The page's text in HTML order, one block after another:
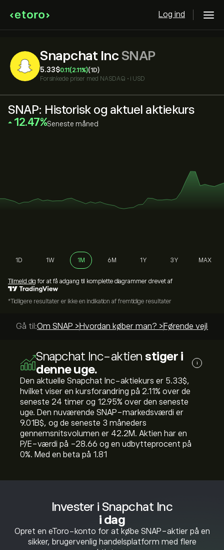
Log ind
Snapchat Inc SNAP
5.33‎$‎0.11 (2.11%)(1D)
Forsinkede priser med NASDAQ • i USD
Invester i Snapchat Inc
i dag
Opret en eToro-konto for at købe SNAP-aktier på en
sikker, brugervenlig handelsplatform med flere
SNAP: Historisk og aktuel aktiekurs
‎12.47‎ Seneste måned
1D 1W 1M 6M 1Y 3Y MAX
Tilmeld dig for at få adgang til komplette diagrammer drevet af
*Tidligere resultater er ikke en indikation af fremtidige resultater
Gå til:Om SNAP > Hvordan køber man? > Førende
Snapchat Inc-aktien stiger i
denne uge.
i
Den aktuelle Snapchat Inc-aktiekurs er 5.33‎$‎,
hvilket viser en kursforandring på ‎2.11‎% over de
seneste 24 timer og ‎12.95‎% over den seneste
uge. Den nuværende SNAP-markedsværdi er
9.01B‎$‎, og de seneste 3 måneders
gennemsnitsvolumen er 42.2M. Aktien har en
P/E-værdi på -28.66 og en udbytteprocent på
0%. Med en beta på 1.81